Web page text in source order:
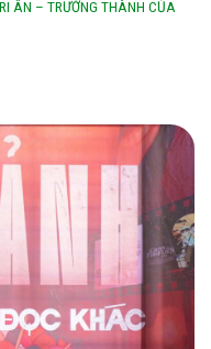
ÂN – TRƯỞNG THÀNH CỦA